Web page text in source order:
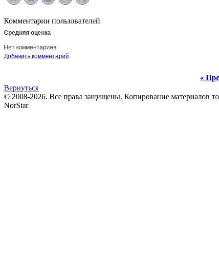
Комментарии пользователей
Средняя оценка
Нет комментариев
Добавить комментарий
«
Вернуться
© 2008-2026. Все права защищены. Копирование материалов
NorStar